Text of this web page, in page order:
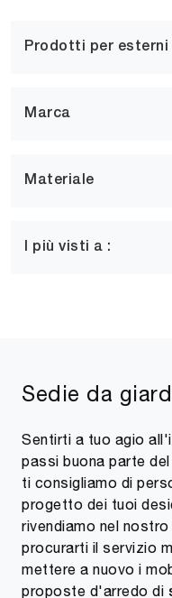
Prodotti per esterni
Marca
Materiale
I più visti a :
Sedie da
Sentirti a tuo agio
passi buona parte
ti consigliamo di
progetto dei tuoi
rivendiamo nel
procurarti il servizio
mettere a nuovo i
proposte d'arredo di